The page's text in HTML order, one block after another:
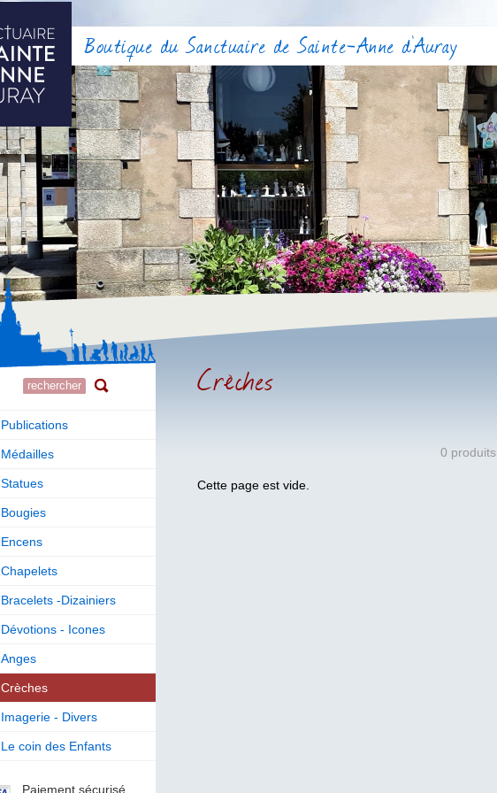
Boutique du Sanctuaire de Sainte-Anne d'Auray
Publications
Médailles
Statues
Bougies
Encens
Chapelets
Bracelets -Dizainiers
Dévotions - Icones
Anges
Crèches
Imagerie - Divers
Le coin des Enfants
Paiement sécurisé
Crèches
0 produits
Cette page est vide.